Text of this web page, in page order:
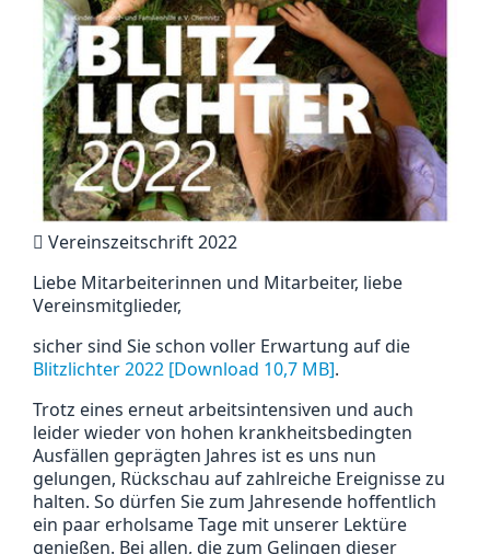
Vereinszeitschrift 2022
Liebe Mitarbeiterinnen und Mitarbeiter, liebe
Vereinsmitglieder,
sicher sind Sie schon voller Erwartung auf die
Blitzlichter 2022 [Download 10,7 MB].
Trotz eines erneut arbeitsintensiven und auch
leider wieder von hohen krankheitsbedingten
Ausfällen geprägten Jahres ist es uns nun
gelungen, Rückschau auf zahlreiche Ereignisse zu
halten. So dürfen Sie zum Jahresende hoffentlich
ein paar erholsame Tage mit unserer Lektüre
genießen. Bei allen, die zum Gelingen dieser